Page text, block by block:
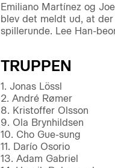
Emiliano Martínez og
blev det meldt ud, at
spillerunde. Lee Han-
TRUPPEN
1. Jonas Lössl
2. André Rømer
8. Kristoffer Olsson
9. Ola Brynhildsen
10. Cho Gue-sung
11. Darío Osorio
13. Adam Gabriel